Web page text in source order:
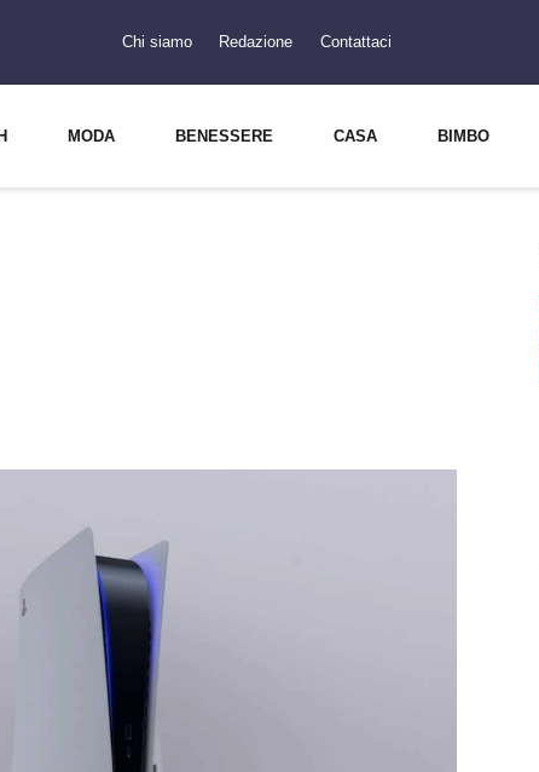
Chi siamo Redazione Contattaci
MODA BENESSERE CASA BIMBO